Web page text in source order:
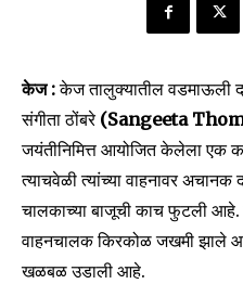
केज :केज तालुक्यातील वडमाऊली
संगीता ठोंबरे(Sangeeta
जयंतीनिमित्त आयोजित केलेला एक
त्याचवेळी त्यांच्या वाहनावर
चालकाच्या बाजूची काच फुटली आहे.
वाहनचालक किरकोळ जखमी झाले
खळबळ उडाली आहे.